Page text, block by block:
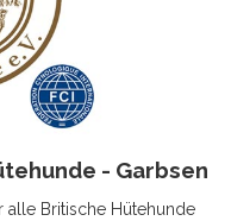
- Garbsen
alle Britische Hütehunde